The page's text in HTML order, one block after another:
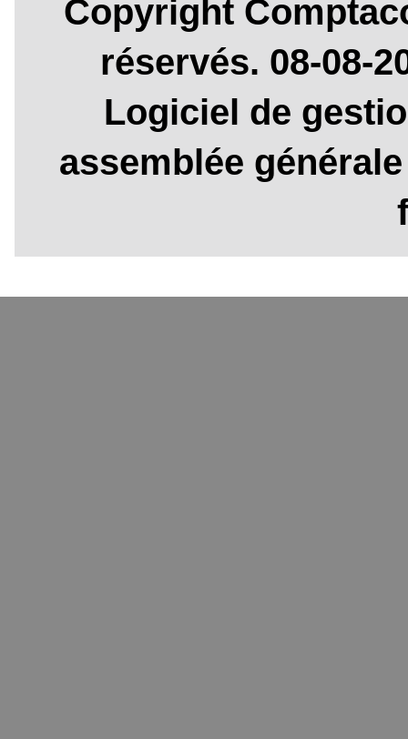
Copyright
réservés. 08-08-
Logiciel de
assemblée